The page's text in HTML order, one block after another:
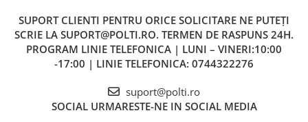
SUPORT CLIENTI PENTRU ORICE SOLICITARE NE PUTEȚI
SCRIE LA SUPORT@POLTI.RO. TERMEN DE RASPUNS 24H.
PROGRAM LINIE TELEFONICA | LUNI – VINERI:10:00
-17:00 | LINIE TELEFONICA: 0744322276
suport@polti.ro
SOCIAL URMARESTE-NE IN SOCIAL MEDIA